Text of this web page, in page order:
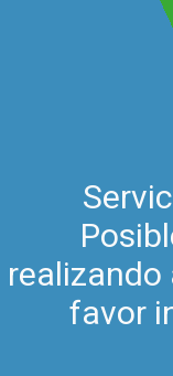
realizando
favor